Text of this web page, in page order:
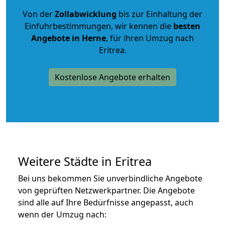
Von derZollabwicklung bis zur Einhaltung der
Einfuhrbestimmungen, wir kennen die besten
Angebote in Herne, für ihren Umzug nach
Eritrea.
Kostenlose Angebote erhalten
Weitere Städte in Eritrea
Bei uns bekommen Sie unverbindliche Angebote
von geprüften Netzwerkpartner. Die Angebote
sind alle auf Ihre Bedürfnisse angepasst, auch
wenn der Umzug nach: